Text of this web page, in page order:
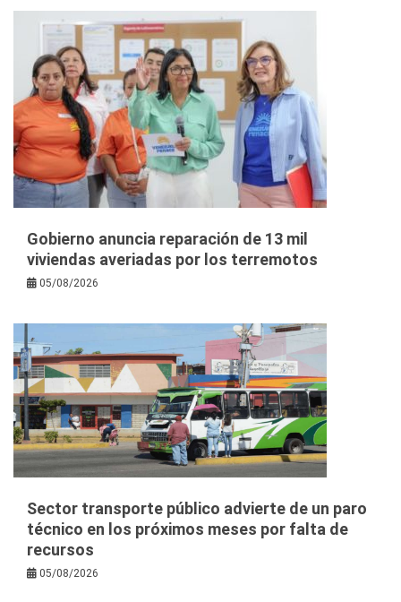
Gobierno anuncia reparación de 13 mil
viviendas averiadas por los terremotos
05/08/2026
Sector transporte público advierte de un paro
técnico en los próximos meses por falta de
recursos
05/08/2026